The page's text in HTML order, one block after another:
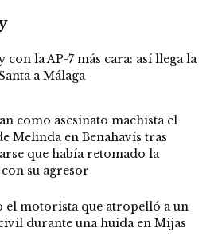
con la AP-7 más cara: así llega la
a Málaga
como asesinato machista el
Melinda en Benahavís tras
que había retomado la
su agresor
el motorista que atropelló a un
durante una huida en Mijas